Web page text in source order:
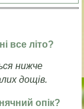
все літо?
нижче
дощів.
опік?